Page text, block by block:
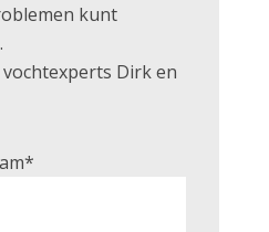
kunt
Dirk en